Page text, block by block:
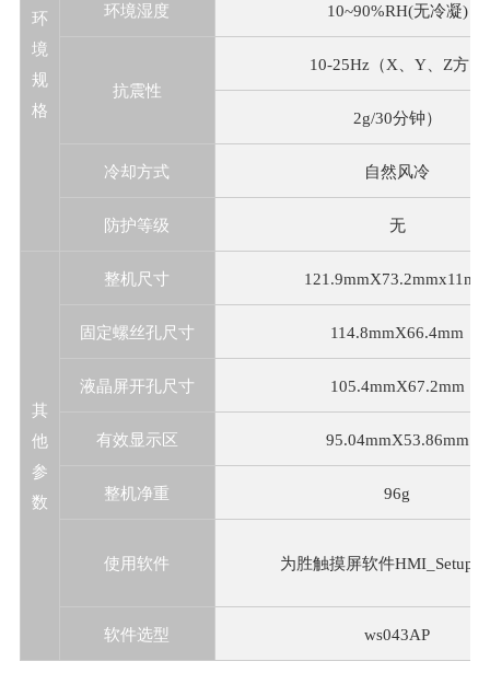
环
境
规
格
环境湿度 10~90%RH(无冷凝)
抗震性
10-25Hz（X、Y、Z方向
2g/30分钟）
冷却方式 自然风冷
防护等级 无
其
他
参
数
整机尺寸 121.9mmX73.2mmx11mm
固定螺丝孔尺寸 114.8mmX66.4mm
液晶屏开孔尺寸 105.4mmX67.2mm
有效显示区 95.04mmX53.86mm
整机净重 96g
使用软件 为胜触摸屏软件
软件选型 ws043AP